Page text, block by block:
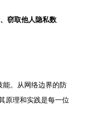
窃取他人隐私数
能。从网络边界的防
原理和实践是每一位